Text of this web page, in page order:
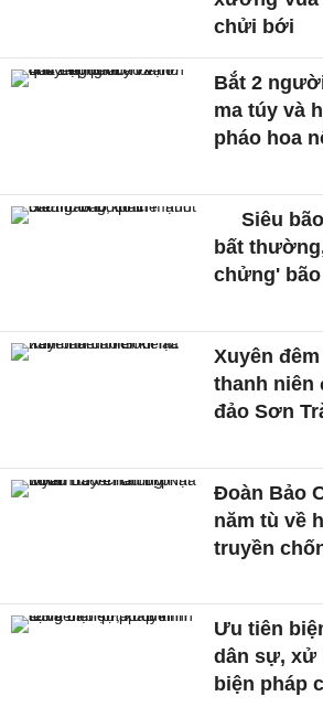
chửi bới
Bắt 2
ma túy và
pháo hoa
Siêu
bất
chửng'
Xuyên
thanh niên
đảo Sơn
Đoàn Bảo
năm tù về
truyền
Ưu tiên
dân sự, xử
biện pháp